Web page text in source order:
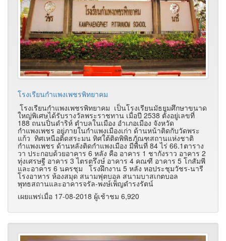
โรงเรียนกำแพงเพชรพิทยาคม
โรงเรียนกำแพงเพชรพิทยาคม เป็นโรงเรียนมัธยมศึกษาขนาด
ใหญ่พิเศษได้รับรางวัลพระราชทาน เมื่อปี 2538 ตั้งอยู่เลขที่
188 ถนนปิ่นดำริห์ ตำบลในเมือง อำเภอเมือง จังหวัด
กำแพงเพชร อยู่ภายในกำแพงเมืองเก่า ด้านหน้าติดกับวัดพระ
แก้ว ทิศเหนือติดสระมน ทิศใต้ติดพิพิธภัณฑสถานแห่งชาติ
กำแพงเพชร ด้านหลังติดกำแพงเมือง มีพื้นที่ 84 ไร่ 66.1ตาราง
วา ประกอบด้วยอาคาร 6 หลัง คือ อาคาร 1 ชากังราว อาคาร 2
ทุ่งเศรษฐี อาคาร 3 ไตรตรึงษ์ อาคาร 4 คณฑี อาคาร 5 โกสัมพี
และอาคาร 6 นครชุม โรงฝึกงาน 5 หลัง หอประชุมวัชร-นารี
โรงอาหาร ห้องสมุด สนามฟุตบอล สนามบาสเกตบอล
พุทธสถานและอาคารจรัล-พงษ์เพ็ญดำรงรัตน์
เผยแพร่เมื่อ 17-08-2018 ผู้เช้าชม 6,920